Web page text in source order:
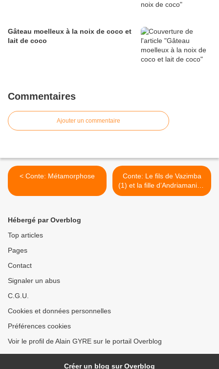
Gâteau moelleux à la noix de coco et
lait de coco
Commentaires
Ajouter un commentaire
< Conte: Métamorphose
Conte: Le fils de Vazimba
(1) et la fille d’Andriamanitra
(2) >
Hébergé par Overblog
Top articles
Pages
Contact
Signaler un abus
C.G.U.
Cookies et données personnelles
Préférences cookies
Voir le profil de Alain GYRE sur le portail Overblog
Créer un blog sur Overblog